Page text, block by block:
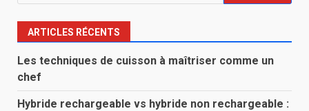
ARTICLES RÉCENTS
Les techniques de cuisson à maîtriser comme un
chef
Hybride rechargeable vs hybride non rechargeable :